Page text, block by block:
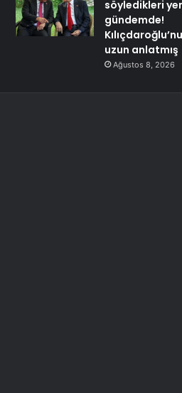
söyledikleri
gündemde!
uzun anlatmış
Ağustos 8, 2026